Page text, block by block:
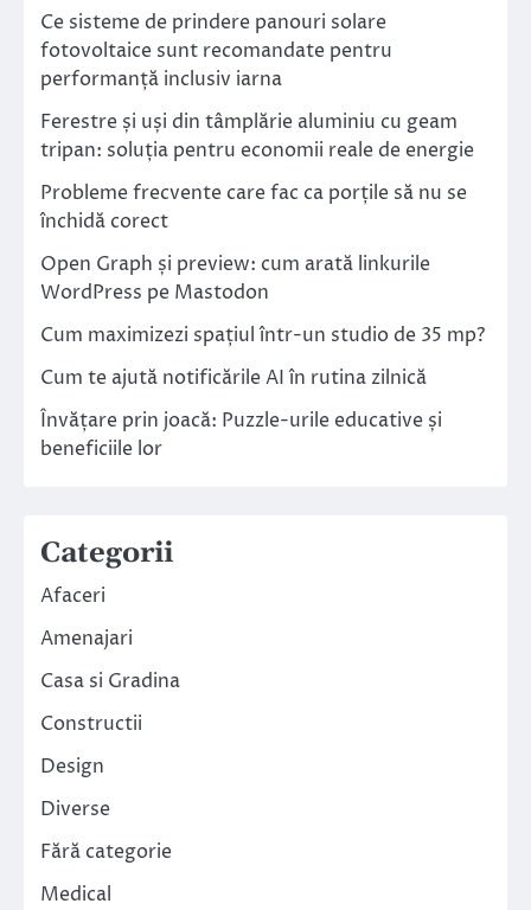
Ce sisteme de prindere panouri solare
fotovoltaice sunt recomandate pentru
performanță inclusiv iarna
Ferestre și uși din tâmplărie aluminiu cu geam
tripan: soluția pentru economii reale de energie
Probleme frecvente care fac ca porțile să nu se
închidă corect
Open Graph și preview: cum arată linkurile
WordPress pe Mastodon
Cum maximizezi spațiul într-un studio de 35 mp?
Cum te ajută notificările AI în rutina zilnică
Învățare prin joacă: Puzzle-urile educative și
beneficiile lor
Categorii
Afaceri
Amenajari
Casa si Gradina
Constructii
Design
Diverse
Fără categorie
Medical